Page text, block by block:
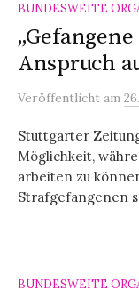
BUNDESWEITE
Anspruch
Veröffentlicht am
Stuttgarter
Möglichkeit,
arbeiten zu
Strafgefangenen
BUNDESWEITE